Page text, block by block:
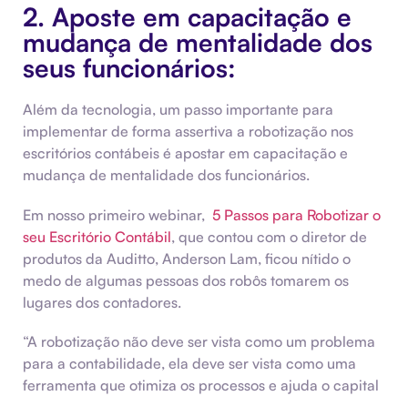
2. Aposte em capacitação e
mudança de mentalidade dos
seus funcionários:
Além da tecnologia, um passo importante para
implementar de forma assertiva a robotização nos
escritórios contábeis é apostar em capacitação e
mudança de mentalidade dos funcionários.
Em nosso primeiro webinar, 5 Passos para Robotizar o
seu Escritório Contábil, que contou com o diretor de
produtos da Auditto, Anderson Lam, ficou nítido o
medo de algumas pessoas dos robôs tomarem os
lugares dos contadores.
“A robotização não deve ser vista como um problema
para a contabilidade, ela deve ser vista como uma
ferramenta que otimiza os processos e ajuda o capital